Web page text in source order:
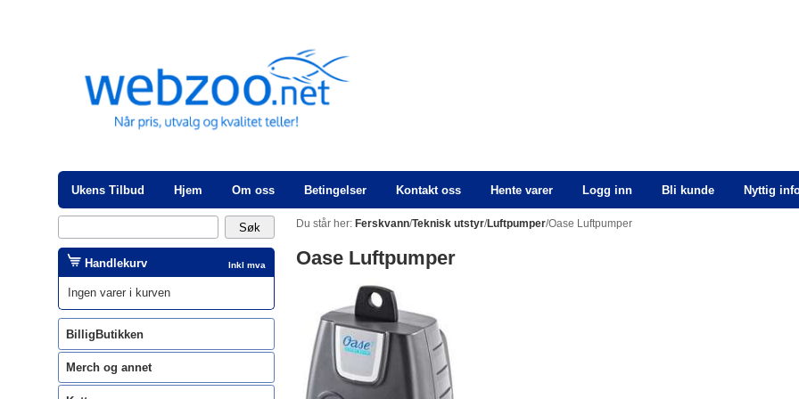
Ukens Tilbud Hjem Om oss Betingelser Kontakt oss Hente varer Logg inn Bli kunde Nyttig
Du står her: Ferskvann/Teknisk utstyr/Luftpumper/Oase Luftpumper
Oase Luftpumper
Inkl mva
Handlekurv
Ingen varer i kurven
BilligButikken
Merch og annet